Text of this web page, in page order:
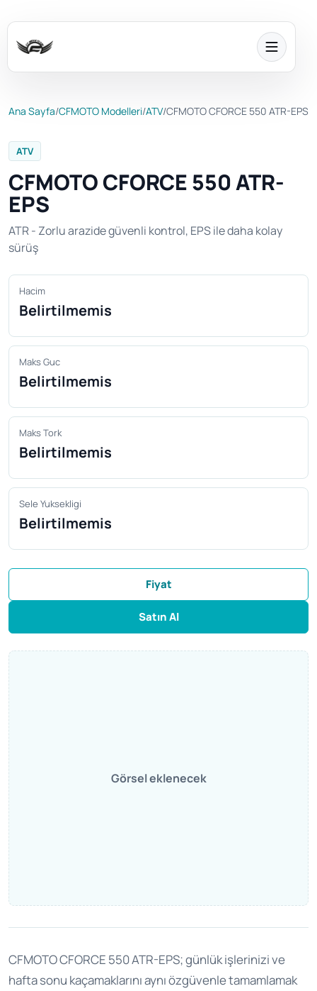
Ana Sayfa/CFMOTO Modelleri/ATV/CFMOTO CFORCE 550 ATR-EPS
ATV
CFMOTO CFORCE 550 ATR-
EPS
ATR - Zorlu arazide güvenli kontrol, EPS ile daha kolay
sürüş
Hacim
Belirtilmemis
Maks Guc
Belirtilmemis
Maks Tork
Belirtilmemis
Sele Yuksekligi
Belirtilmemis
Fiyat
Satın Al
Görsel eklenecek
CFMOTO CFORCE 550 ATR-EPS; günlük işlerinizi ve
hafta sonu kaçamaklarını aynı özgüvenle tamamlamak